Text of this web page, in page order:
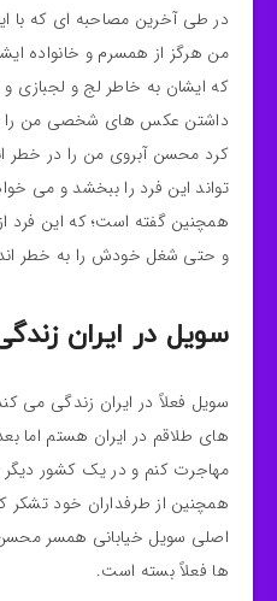
در طی آخرین مصاحبه ای که با
من هرگز از همسرم و خانواده
که ایشان به خاطر لج و لجبازی
داشتن عکس های شخصی من را
کرد محسن آبروی من را در خطر
تواند این فرد را ببخشد و می
همچنین گفته است؛ که این فرد
و حتی شغل خودش را به خطر
سویل در ایران
سویل فعلاً در ایران زندگی می
های طلاقم در ایران هستم اما
مهاجرت کنم و در یک کشور دیگر
همچنین از طرفداران خود تشکر
اصلی سویل خیابانی همسر
ها فعلاً بسته است.